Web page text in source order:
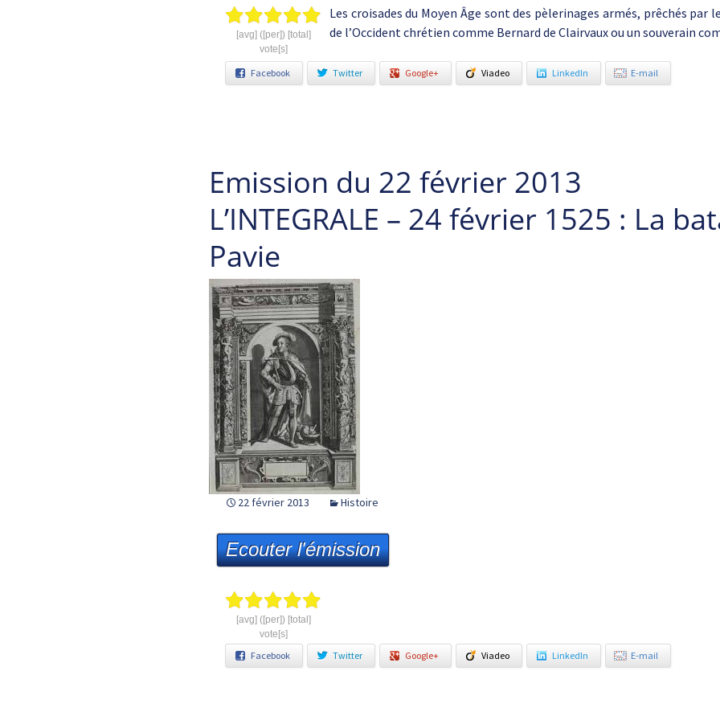
[avg] ([per]) [total]
vote[s]
Les croisades du Moyen Âge sont des pèlerinages armés, prêchés
de l’Occident chrétien comme Bernard de Clairvaux ou un souverain
Facebook Twitter Google+ Viadeo LinkedIn E-mail
Emission du 22 février 2013
L’INTEGRALE – 24 février 1525 : La
Pavie
22 février 2013 Histoire
Ecouter l'émission
[avg] ([per]) [total]
vote[s]
Facebook Twitter Google+ Viadeo LinkedIn E-mail